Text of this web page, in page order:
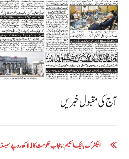
آج کی مقبول خبریں
الیکٹرک بائیک اسکیم: پنجاب حکومت کا1 لاکھ روپے سبسڈی پروگرام کا آغاز ،مکمل طریقہ سامنے